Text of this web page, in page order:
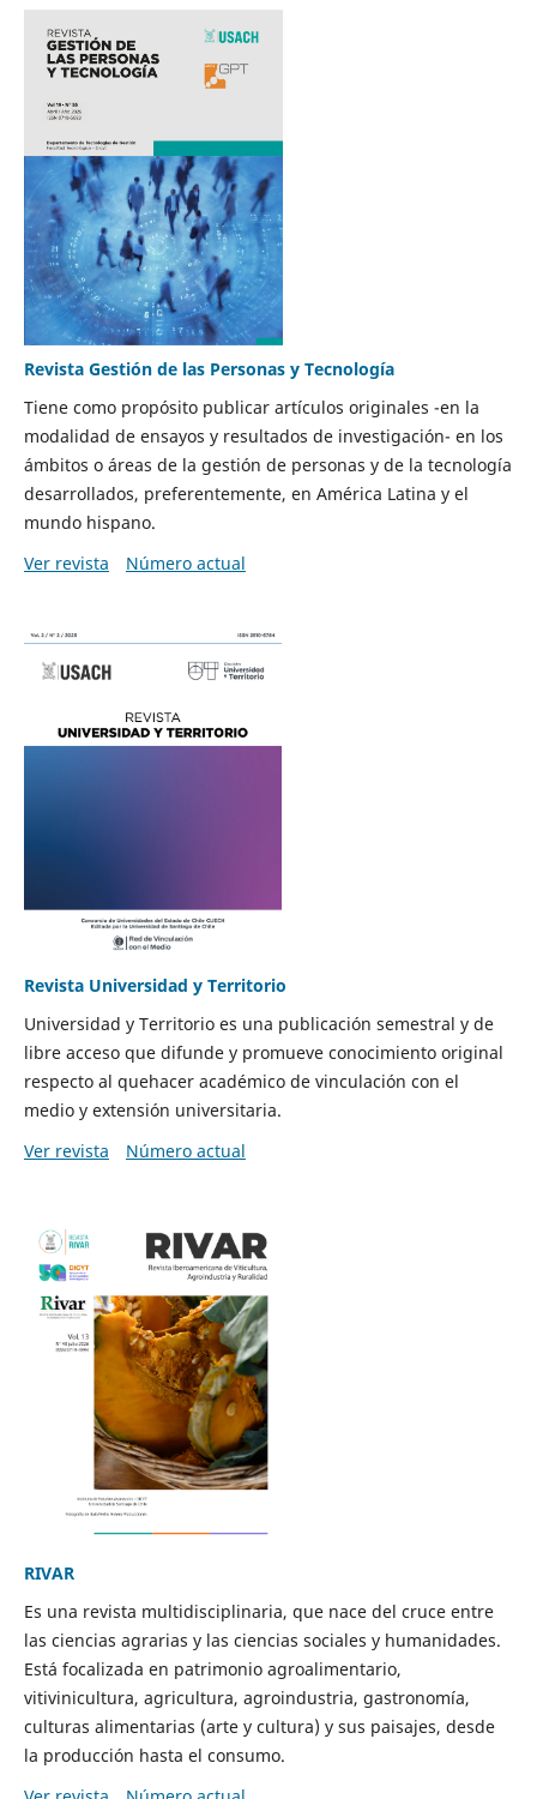
Revista Gestión de las Personas y Tecnología
Tiene como propósito publicar artículos originales -en la
modalidad de ensayos y resultados de investigación- en los
ámbitos o áreas de la gestión de personas y de la tecnología
desarrollados, preferentemente, en América Latina y el
mundo hispano.
Ver revista
Número actual
Revista Universidad y Territorio
Universidad y Territorio es una publicación semestral y de
libre acceso que difunde y promueve conocimiento original
respecto al quehacer académico de vinculación con el
medio y extensión universitaria.
Ver revista
Número actual
RIVAR
Es una revista multidisciplinaria, que nace del cruce entre
las ciencias agrarias y las ciencias sociales y humanidades.
Está focalizada en patrimonio agroalimentario,
vitivinicultura, agricultura, agroindustria, gastronomía,
culturas alimentarias (arte y cultura) y sus paisajes, desde
la producción hasta el consumo.